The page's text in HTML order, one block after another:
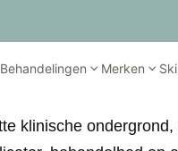
Behandelingen Merken